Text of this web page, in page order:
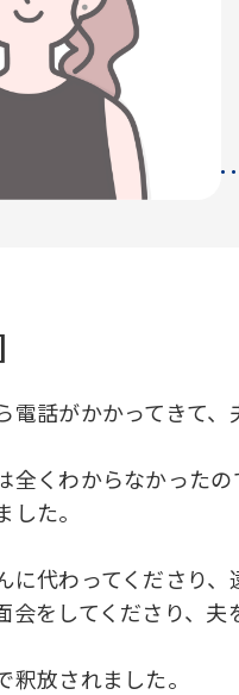
電話がかかってきて
全くわからなかった
た。
に代わってくださり
会をしてくださり、
放されました。